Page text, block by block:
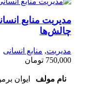
مدیریت منابع
چالش‌ها
مدیریت, منابع انسانی
750,000 تومان
نام مولف ایوان